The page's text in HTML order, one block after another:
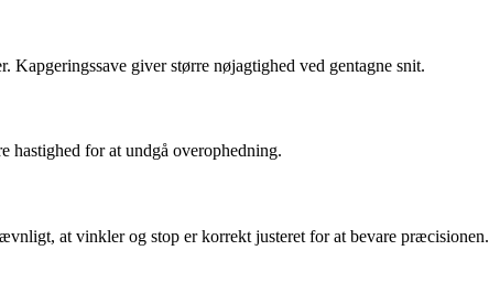
giver større nøjagtighed ved gentagne snit.
hastighed for at undgå overophedning.
at vinkler og stop er korrekt justeret for at bevare præcisionen.